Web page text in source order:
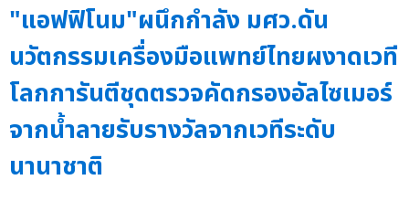
"แอฟฟิโนม"ผนึกกำลัง มศว.ดัน
นวัตกรรมเครื่องมือแพทย์ไทยผงาดเวที
โลกการันตีชุดตรวจคัดกรองอัลไซเมอร์
จากน้ำลายรับรางวัลจากเวทีระดับ
นานาชาติ